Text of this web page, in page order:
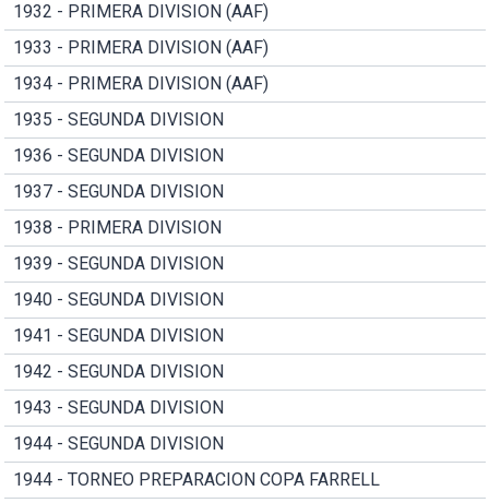
1932 - PRIMERA DIVISION (AAF)
1933 - PRIMERA DIVISION (AAF)
1934 - PRIMERA DIVISION (AAF)
1935 - SEGUNDA DIVISION
1936 - SEGUNDA DIVISION
1937 - SEGUNDA DIVISION
1938 - PRIMERA DIVISION
1939 - SEGUNDA DIVISION
1940 - SEGUNDA DIVISION
1941 - SEGUNDA DIVISION
1942 - SEGUNDA DIVISION
1943 - SEGUNDA DIVISION
1944 - SEGUNDA DIVISION
1944 - TORNEO PREPARACION COPA FARRELL